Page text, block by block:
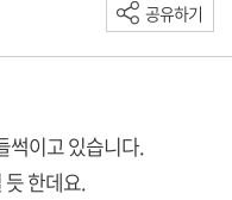
공유하기
썩이고 있습니다.
한데요.